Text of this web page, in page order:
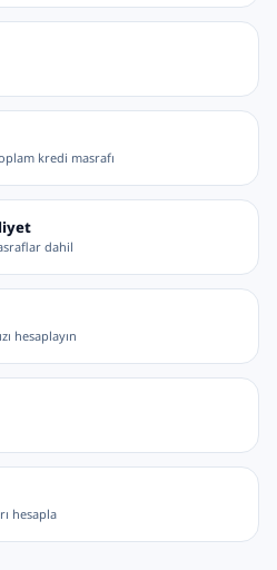
kredi masrafı
dahil
hesaplayın
hesapla